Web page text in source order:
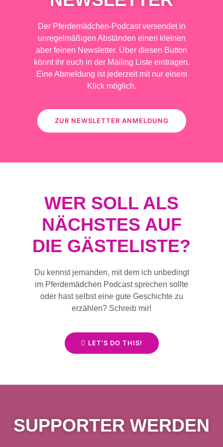
Der Pferdemädchen-Podcast versendet in
unregelmäßigen Abständen einen kleinen
aber feinen Newsletter. Über diesen Button
könnt ihr euch in der Mailing Liste eintragen.
Eine Abmeldung ist jederzeit mit nur einem
Klick möglich.
ZUR NEWSLETTER ANMELDUNG
WER SOLL ALS
NÄCHSTES AUF
DIE GÄSTELISTE?
Du kennst jemanden, mit dem ich unbedingt
im Pferdemädchen Podcast sprechen sollte
oder hast selbst eine gute Geschichte zu
erzählen? Schreib mir!
LET'S DO THIS!
SUPPORTER WERDEN